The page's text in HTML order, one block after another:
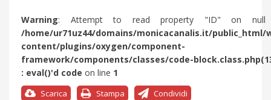
Warning: Attempt to read property "ID" on
/home/ur71uz44/domains/monicacanalis.it/public_html/
content/plugins/oxygen/component-
framework/components/classes/code-
: eval()'d code on line 1
Scarica Stampa Condividi